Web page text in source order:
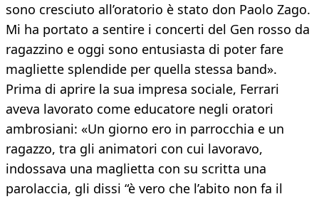
sono cresciuto all’oratorio è stato don Paolo Zago.
Mi ha portato a sentire i concerti del Gen rosso da
ragazzino e oggi sono entusiasta di poter fare
magliette splendide per quella stessa band».
Prima di aprire la sua impresa sociale, Ferrari
aveva lavorato come educatore negli oratori
ambrosiani: «Un giorno ero in parrocchia e un
ragazzo, tra gli animatori con cui lavoravo,
indossava una maglietta con su scritta una
parolaccia, gli dissi “è vero che l’abito non fa il